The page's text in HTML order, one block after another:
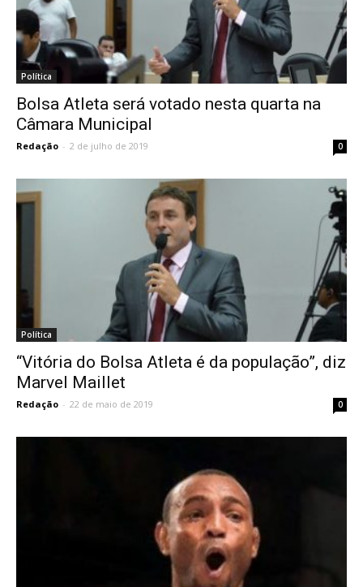
Política
Bolsa Atleta será votado nesta quarta na
Câmara Municipal
Redação - 2 de julho de 2019 0
Política
“Vitória do Bolsa Atleta é da população”, diz
Marvel Maillet
Redação - 22 de maio de 2019 0